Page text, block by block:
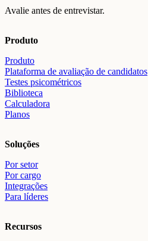
Avalie antes de entrevistar.
Produto
Produto
Plataforma de avaliação de candidatos
Testes psicométricos
Biblioteca
Calculadora
Planos
Soluções
Por setor
Por cargo
Integrações
Para líderes
Recursos